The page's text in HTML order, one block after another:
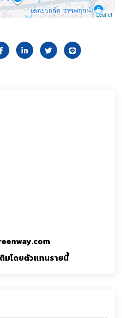
Leaflet
มโดยตัวแทนรายนี้